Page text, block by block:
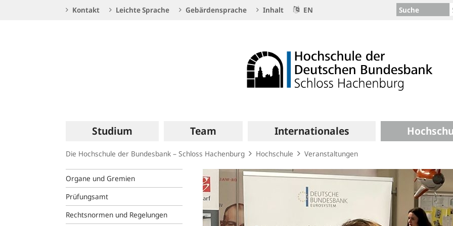
Kontakt Leichte Sprache Gebärdensprache Inhalt EN Suche
Hauptnavigation
Studium Team Internationales
Die Hochschule der Bundesbank – Schloss Hachenburg Hochschule Veranstaltungen
Organe und Gremien
Prüfungsamt
Rechtsnormen und Regelungen